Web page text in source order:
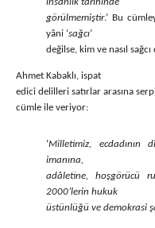
görülmemiştir.’ Bu
yâni ‘sağcı’
değilse, kim ve nasıl
Ahmet Kabaklı, ispat
edici delilleri satırlar arasına
cümle ile veriyor:
‘Milletimiz, ecdadının
imanına,
adâletine, hoşgörücü
2000’lerin hukuk
üstünlüğü ve demokrasi